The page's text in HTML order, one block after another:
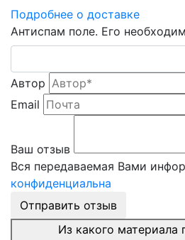
Подробнее о доставке
Антиспам поле. Его
Автор
Email
Ваш отзыв
Вся передаваемая Вами
конфиденциальна
Отправить отзыв
Из какого материала